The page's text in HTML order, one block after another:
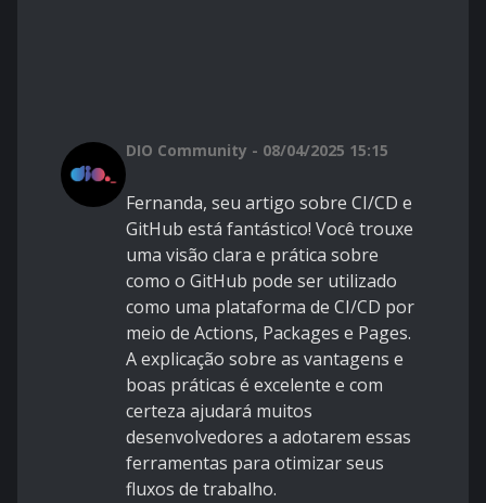
DIO Community - 08/04/2025 15:15
Fernanda, seu artigo sobre CI/CD e
GitHub está fantástico! Você trouxe
uma visão clara e prática sobre
como o GitHub pode ser utilizado
como uma plataforma de CI/CD por
meio de Actions, Packages e Pages.
A explicação sobre as vantagens e
boas práticas é excelente e com
certeza ajudará muitos
desenvolvedores a adotarem essas
ferramentas para otimizar seus
fluxos de trabalho.